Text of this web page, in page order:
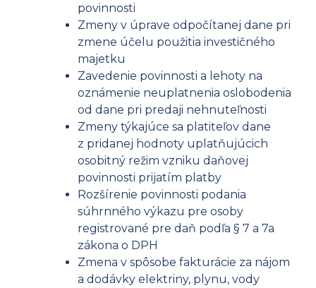
povinnosti
Zmeny v úprave odpočítanej dane pri
zmene účelu použitia investičného
majetku
Zavedenie povinnosti a lehoty na
oznámenie neuplatnenia oslobodenia
od dane pri predaji nehnuteľnosti
Zmeny týkajúce sa platiteľov dane
z pridanej hodnoty uplatňujúcich
osobitný režim vzniku daňovej
povinnosti prijatím platby
Rozšírenie povinnosti podania
súhrnného výkazu pre osoby
registrované pre daň podľa § 7 a 7a
zákona o DPH
Zmena v spôsobe fakturácie za nájom
a dodávky elektriny, plynu, vody